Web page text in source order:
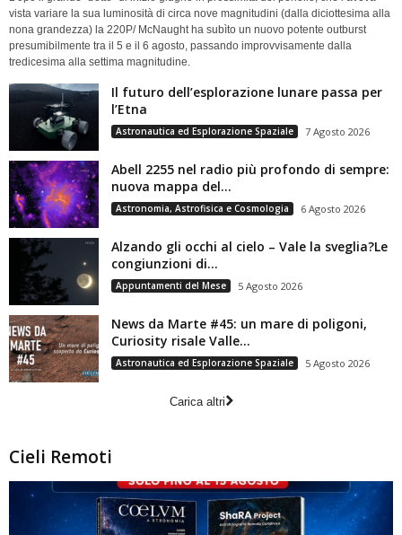
vista variare la sua luminosità di circa nove magnitudini (dalla diciottesima alla
nona grandezza) la 220P/ McNaught ha subìto un nuovo potente outburst
presumibilmente tra il 5 e il 6 agosto, passando improvvisamente dalla
tredicesima alla settima magnitudine.
Il futuro dell’esplorazione lunare passa per
l’Etna
Astronautica ed Esplorazione Spaziale 7 Agosto 2026
Abell 2255 nel radio più profondo di sempre:
nuova mappa del...
Astronomia, Astrofisica e Cosmologia 6 Agosto 2026
Alzando gli occhi al cielo – Vale la sveglia?Le
congiunzioni di...
Appuntamenti del Mese 5 Agosto 2026
News da Marte #45: un mare di poligoni,
Curiosity risale Valle...
Astronautica ed Esplorazione Spaziale 5 Agosto 2026
Carica altri
Cieli Remoti